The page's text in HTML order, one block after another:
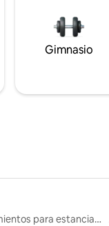
Gimnasio
Alojamientos para estancias largas